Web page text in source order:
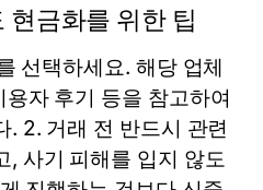
현금화를 위한 팁
선택하세요. 해당 업체
자 후기 등을 참고하여
. 2. 거래 전 반드시 관련
, 사기 피해를 입지 않도